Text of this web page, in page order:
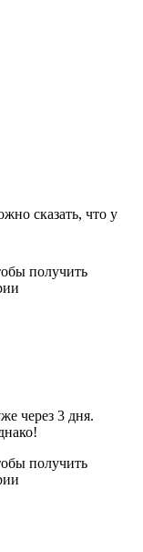
сказать, что у
получить
через 3 дня.
получить